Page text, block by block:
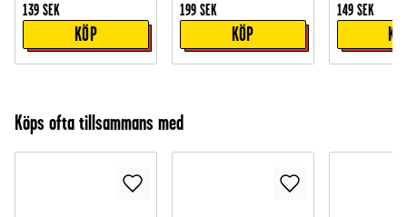
139 SEK
KÖP
199 SEK
KÖP
149 SEK
Köps ofta tillsammans med